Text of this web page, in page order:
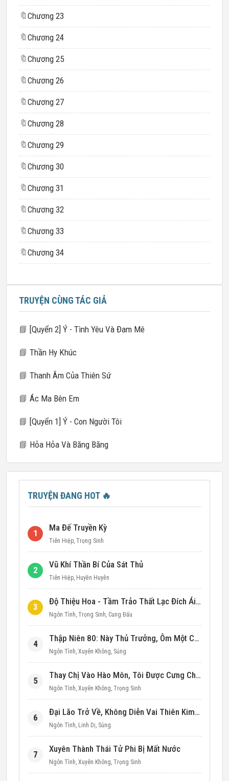
🔖 Chương 23
🔖 Chương 24
🔖 Chương 25
🔖 Chương 26
🔖 Chương 27
🔖 Chương 28
🔖 Chương 29
🔖 Chương 30
🔖 Chương 31
🔖 Chương 32
🔖 Chương 33
🔖 Chương 34
TRUYỆN CÙNG TÁC GIẢ
📘 [Quyển 2] Ý - Tình Yêu Và Đam Mê
📘 Thần Hy Khúc
📘 Thanh Âm Của Thiên Sứ
📘 Ác Ma Bên Em
📘 [Quyển 1] Ý - Con Người Tôi
📘 Hỏa Hỏa Và Băng Băng
TRUYỆN ĐANG HOT 🔥
1
Ma Đế Truyền Kỳ
Tiên Hiệp, Trọng Sinh
2
Vũ Khí Thần Bí Của Sát Thủ
Tiên Hiệp, Huyền Huyễn
3
Độ Thiệu Hoa - Tầm Trảo Thất Lạc Đích Ái Tình
Ngôn Tình, Trọng Sinh, Cung Đấu
4
Thập Niên 80: Này Thủ Trưởng, Ôm Một Cái Đi!
Ngôn Tình, Xuyên Không, Sủng
5
Thay Chị Vào Hào Môn, Tôi Được Cưng Chiều Hết Mực (Thập Niên 90)
Ngôn Tình, Xuyên Không, Trọng Sinh
6
Đại Lão Trở Về, Không Diễn Vai Thiên Kim Giả Nữa
Ngôn Tình, Linh Dị, Sủng
7
Xuyên Thành Thái Tử Phi Bị Mất Nước
Ngôn Tình, Xuyên Không, Trọng Sinh